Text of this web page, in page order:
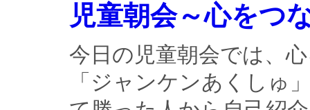
児童朝会～心をつ
今日の児童朝会では、
「ジャンケンあくしゅ